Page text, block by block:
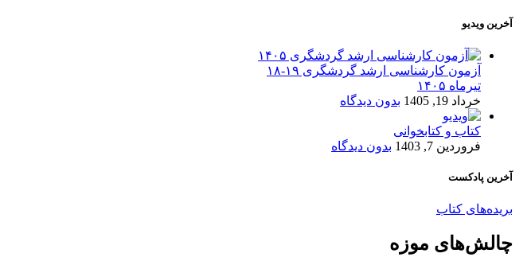
بریده‌های کتاب
چالش‌های موزه
آخرین ویدیو
آزمون کارشناسی ارشد گردشگری ۱۹-۱۸
تیرماه ۱۴۰۵
خرداد 19, 1405
بدون دیدگاه
کتاب و کتابخوانی
فروردین 7, 1403
بدون دیدگاه
آخرین پادکست